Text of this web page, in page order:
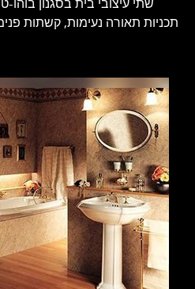
שתי עיצובי בית בסגנון
תכניות תאורה נעימות, קשתות